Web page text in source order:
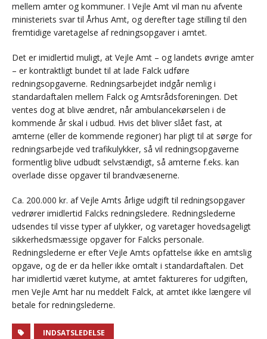
mellem amter og kommuner. I Vejle Amt vil man nu afvente
ministeriets svar til Århus Amt, og derefter tage stilling til den
fremtidige varetagelse af redningsopgaver i amtet.
Det er imidlertid muligt, at Vejle Amt – og landets øvrige amter
– er kontraktligt bundet til at lade Falck udføre
redningsopgaverne. Redningsarbejdet indgår nemlig i
standardaftalen mellem Falck og Amtsrådsforeningen. Det
ventes dog at blive ændret, når ambulancekørselen i de
kommende år skal i udbud. Hvis det bliver slået fast, at
amterne (eller de kommende regioner) har pligt til at sørge for
redningsarbejde ved trafikulykker, så vil redningsopgaverne
formentlig blive udbudt selvstændigt, så amterne f.eks. kan
overlade disse opgaver til brandvæsenerne.
Ca. 200.000 kr. af Vejle Amts årlige udgift til redningsopgaver
vedrører imidlertid Falcks redningsledere. Redningslederne
udsendes til visse typer af ulykker, og varetager hovedsageligt
sikkerhedsmæssige opgaver for Falcks personale.
Redningslederne er efter Vejle Amts opfattelse ikke en amtslig
opgave, og de er da heller ikke omtalt i standardaftalen. Det
har imidlertid været kutyme, at amtet faktureres for udgiften,
men Vejle Amt har nu meddelt Falck, at amtet ikke længere vil
betale for redningslederne.
INDSATSLEDELSE